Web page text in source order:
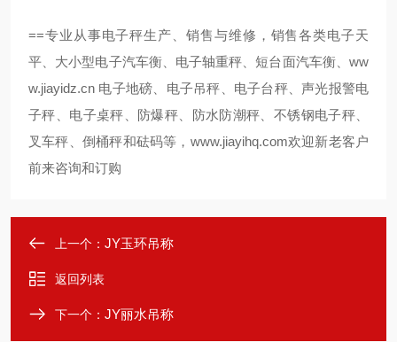
==专业从事电子秤生产、销售与维修，销售各类电子天
平、大小型电子汽车衡、电子轴重秤、短台面汽车衡、 ww
w.jiayidz.cn 电子地磅、电子吊秤、电子台秤、声光报警电
子秤、电子桌秤、防爆秤、防水防潮秤、不锈钢电子秤、
叉车秤、倒桶秤和砝码等， www.jiayihq.com欢迎新老客户
前来咨询和订购
上一个： JY玉环吊称
返回列表
下一个： JY丽水吊称